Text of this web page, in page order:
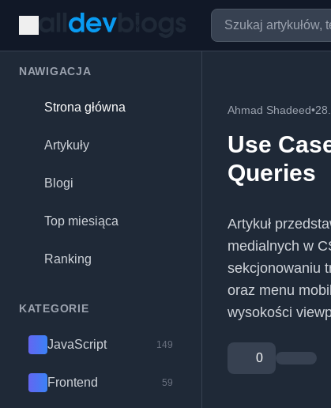
NAWIGACJA
Strona główna
Artykuły
Blogi
Top miesiąca
Ranking
KATEGORIE
JavaScript 149
Frontend 59
Ahmad Shadeed•
Use
Queries
Artykuł
medialnych w
sekcjonowaniu
oraz menu
wysokości
0